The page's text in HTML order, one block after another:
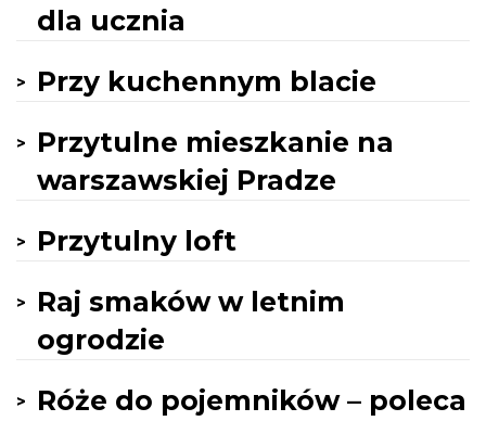
dla ucznia
Przy kuchennym blacie
Przytulne mieszkanie na
warszawskiej Pradze
Przytulny loft
Raj smaków w letnim
ogrodzie
Róże do pojemników – poleca